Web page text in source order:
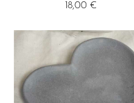
18,00 €